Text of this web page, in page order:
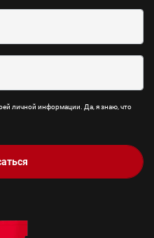
личной информации. Да, я знаю, что